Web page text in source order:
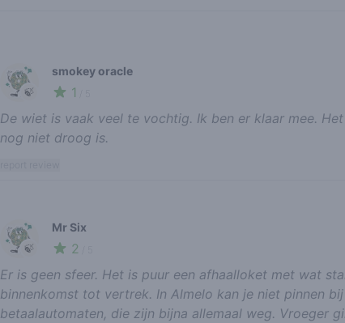
🍃
smokey oracle
1
De wiet is vaak veel te vochtig. Ik ben er klaar mee.
nog niet droog is.
🍃
Mr Six
2
Er is geen sfeer. Het is puur een afhaalloket met wat
binnenkomst tot vertrek. In Almelo kan je niet pinnen
betaalautomaten, die zijn bijna allemaal weg. Vroeger